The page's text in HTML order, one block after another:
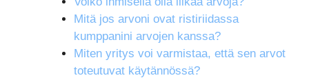
Mitä jos arvoni ovat ristiriidassa
kumppanini arvojen kanssa?
Miten yritys voi varmistaa, että sen arvot
toteutuvat käytännössä?